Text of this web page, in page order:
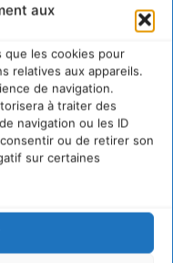
aux
que les cookies pour
relatives aux appareils.
de navigation.
à traiter des
navigation ou les ID
ou de retirer son
sur certaines
vivantes
de Zoepolis
au
dans nos
transforme
et durables,